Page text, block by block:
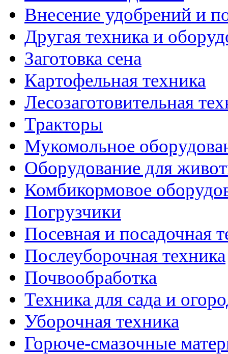
Внесение удобрений и
Другая техника и
Заготовка сена
Картофельная техника
Лесозаготовительная
Тракторы
Мукомольное
Оборудование для
Комбикормовое
Погрузчики
Посевная и посадочная
Послеуборочная техника
Почвообработка
Техника для сада и
Уборочная техника
Горюче-смазочные